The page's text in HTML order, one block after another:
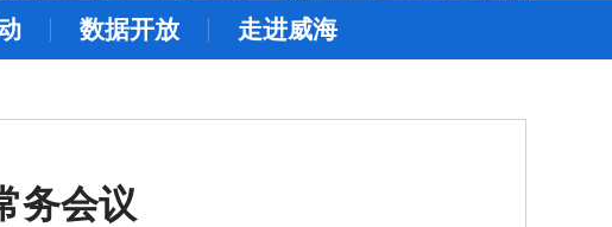
数据开放 走进威海
务会议